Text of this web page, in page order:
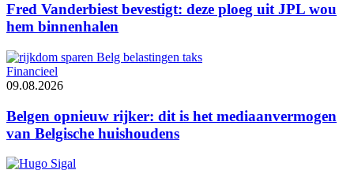
Fred Vanderbiest bevestigt: deze ploeg uit JPL wou
hem binnenhalen
Financieel
09.08.2026
Belgen opnieuw rijker: dit is het mediaanvermogen
van Belgische huishoudens